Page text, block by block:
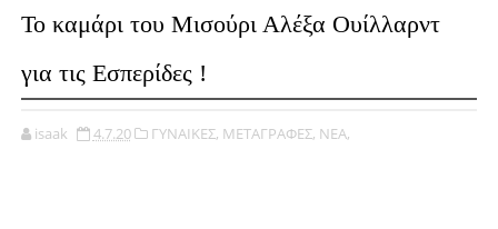
To καμάρι του Μισούρι Αλέξα Ουίλλαρντ
για τις Εσπερίδες !
isaak 4.7.20 ΓΥΝΑΙΚΕΣ, ΜΕΤΑΓΡΑΦΕΣ, ΝΕΑ,